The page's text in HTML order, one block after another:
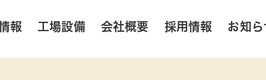
報 工場設備 会社概要 採用情報 お知ら